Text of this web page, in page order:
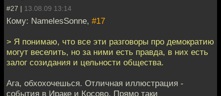
#27 | 13.08.09 13:14
Кому: NamelesSonne, #17
> Я понимаю, что все эти разговоры про демократию
могут веселить, но за ними есть правда, в них есть
залог созидания и цельности общества.
Ага, обхохочешься. Отличная иллюстрация -
события в Ираке и Косово. Прямо таки